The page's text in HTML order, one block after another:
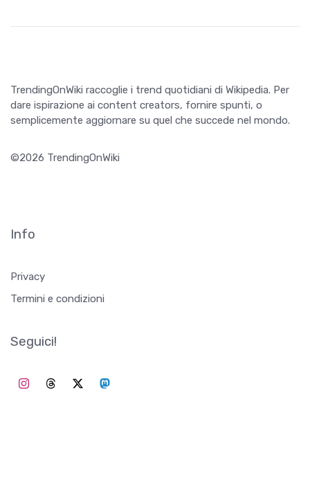
TrendingOnWiki raccoglie i trend quotidiani di Wikipedia. Per
dare ispirazione ai content creators, fornire spunti, o
semplicemente aggiornare su quel che succede nel mondo.
©2026 TrendingOnWiki
Info
Privacy
Termini e condizioni
Seguici!